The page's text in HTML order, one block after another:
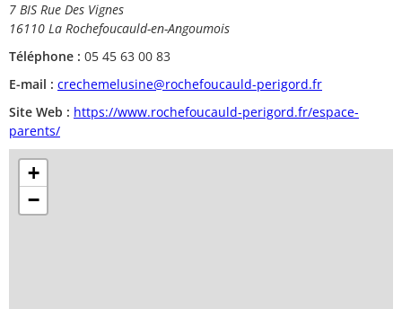
7 BIS Rue Des Vignes
16110 La Rochefoucauld-en-Angoumois
Téléphone : 05 45 63 00 83
E-mail : crechemelusine@rochefoucauld-perigord.fr
Site Web : https://www.rochefoucauld-perigord.fr/espace-
parents/
+
−